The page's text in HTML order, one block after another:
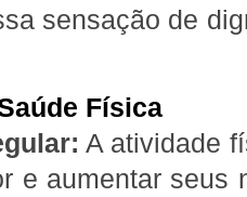
sensação de
Física
A atividade
e aumentar seus